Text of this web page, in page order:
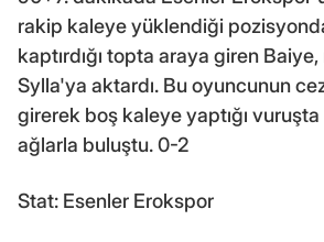
rakip kaleye yüklendiği
kaptırdığı topta araya giren
Sylla'ya aktardı. Bu oyuncunun
girerek boş kaleye yaptığı
ağlarla buluştu. 0-2
Stat: Esenler Erokspor